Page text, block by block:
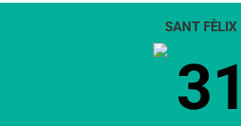
SANT FÈLIX
31